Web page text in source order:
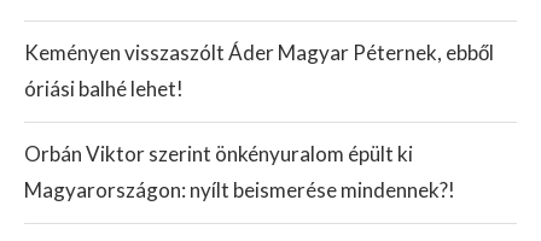
Keményen visszaszólt Áder Magyar Péternek, ebből
óriási balhé lehet!
Orbán Viktor szerint önkényuralom épült ki
Magyarországon: nyílt beismerése mindennek?!